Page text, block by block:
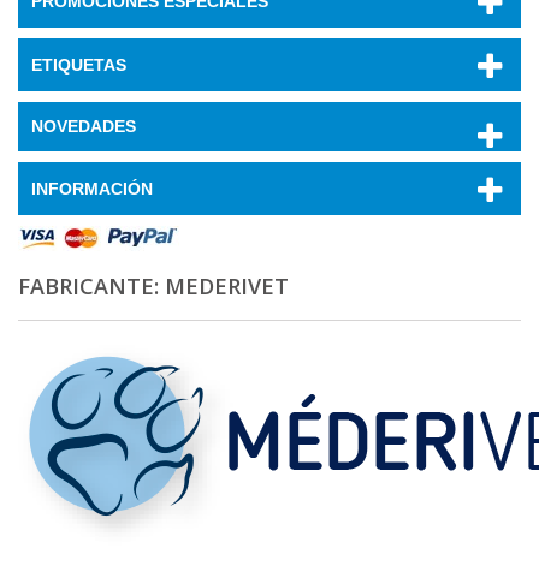
ETIQUETAS
NOVEDADES
INFORMACIÓN
FABRICANTE: MEDERIVET